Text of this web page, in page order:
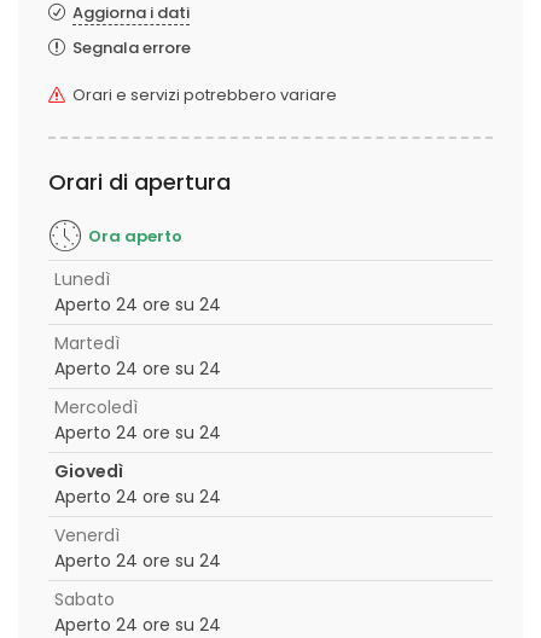
Aggiorna i dati
Segnala errore
Orari e servizi potrebbero variare
Orari di apertura
Ora aperto
Lunedì
Aperto 24 ore su 24
Martedì
Aperto 24 ore su 24
Mercoledì
Aperto 24 ore su 24
Giovedì
Aperto 24 ore su 24
Venerdì
Aperto 24 ore su 24
Sabato
Aperto 24 ore su 24